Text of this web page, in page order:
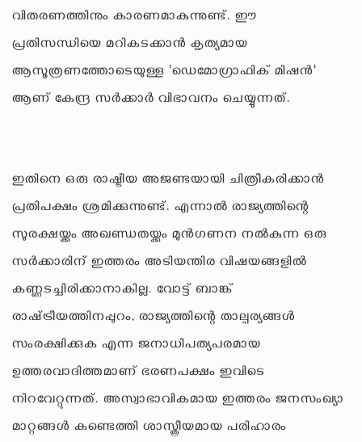
വിതരണത്തിനും കാരണമാകുന്നുണ്ട്. ഈ
പ്രതിസന്ധിയെ മറികടക്കാൻ കൃത്യമായ
ആസൂത്രണത്തോടെയുള്ള 'ഡെമോഗ്രാഫിക് മിഷൻ'
ആണ് കേന്ദ്ര സർക്കാർ വിഭാവനം ചെയ്യുന്നത്.
ഇതിനെ ഒരു രാഷ്ട്രീയ അജണ്ടയായി ചിത്രീകരിക്കാൻ
പ്രതിപക്ഷം ശ്രമിക്കുന്നുണ്ട്. എന്നാൽ രാജ്യത്തിന്റെ
സുരക്ഷയ്ക്കും അഖണ്ഡതയ്ക്കും മുൻഗണന നൽകുന്ന ഒരു
സർക്കാരിന് ഇത്തരം അടിയന്തിര വിഷയങ്ങളിൽ
കണ്ണടച്ചിരിക്കാനാകില്ല. വോട്ട് ബാങ്ക്
രാഷ്‌ട്രീയത്തിനപ്പുറം, രാജ്യത്തിന്റെ താല്പര്യങ്ങൾ
സംരക്ഷിക്കുക എന്ന ജനാധിപത്യപരമായ
ഉത്തരവാദിത്തമാണ് ഭരണപക്ഷം ഇവിടെ
നിറവേറ്റുന്നത്. അസ്വാഭാവികമായ ഇത്തരം ജനസംഖ്യാ
മാറ്റങ്ങൾ കണ്ടെത്തി ശാസ്ത്രീയമായ പരിഹാരം